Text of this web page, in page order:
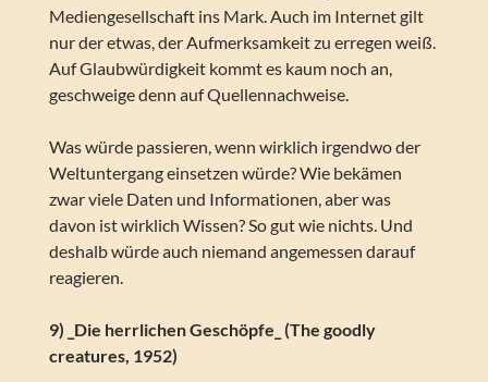
Mediengesellschaft ins Mark. Auch im Internet gilt
nur der etwas, der Aufmerksamkeit zu erregen weiß.
Auf Glaubwürdigkeit kommt es kaum noch an,
geschweige denn auf Quellennachweise.
Was würde passieren, wenn wirklich irgendwo der
Weltuntergang einsetzen würde? Wie bekämen
zwar viele Daten und Informationen, aber was
davon ist wirklich Wissen? So gut wie nichts. Und
deshalb würde auch niemand angemessen darauf
reagieren.
9) _Die herrlichen Geschöpfe_ (The goodly
creatures, 1952)